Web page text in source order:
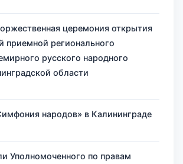
церемония открытия
приемной регионального
русского народного
области
народов» в Калининграде
Уполномоченного по правам